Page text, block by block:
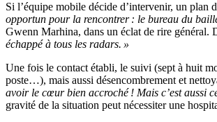
Si l’équipe mobile décide d’intervenir, un plan
opportun pour la rencontrer : le bureau du
Gwenn Marhina, dans un éclat de rire général.
échappé à tous les radars. »
Une fois le contact établi, le suivi (sept à huit
poste…), mais aussi désencombrement et
avoir le cœur bien accroché ! Mais c’est aussi
gravité de la situation peut nécessiter une